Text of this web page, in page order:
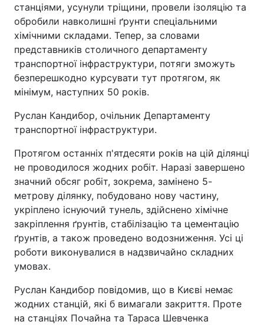
станціями, усунули тріщини, провели ізоляцію та
обробили навколишні ґрунти спеціальними
хімічними складами. Тепер, за словами
представників столичного департаменту
транспортної інфраструктури, потяги зможуть
безперешкодно курсувати тут протягом, як
мінімум, наступних 50 років.
Руслан Кандибор, очільник Департаменту
транспортної інфраструктури.
Протягом останніх п'ятдесяти років на цій ділянці
не проводилося жодних робіт. Наразі завершено
значний обсяг робіт, зокрема, замінено 5-
метрову ділянку, побудовано нову частину,
укріплено існуючий тунель, здійснено хімічне
закріплення ґрунтів, стабілізацію та цементацію
ґрунтів, а також проведено водозниження. Усі ці
роботи виконувалися в надзвичайно складних
умовах.
Руслан Кандибор повідомив, що в Києві немає
жодних станцій, які б вимагали закриття. Проте
на станціях Почайна та Тараса Шевченка